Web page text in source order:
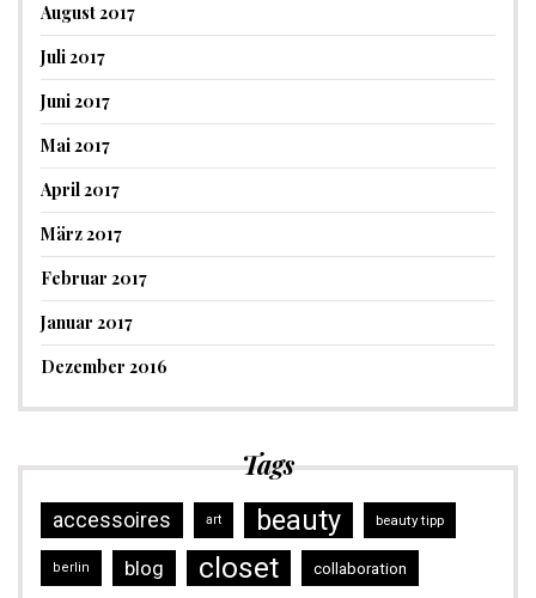
August 2017
Juli 2017
Juni 2017
Mai 2017
April 2017
März 2017
Februar 2017
Januar 2017
Dezember 2016
Tags
accessoires art beauty beauty tipp
berlin blog closet collaboration